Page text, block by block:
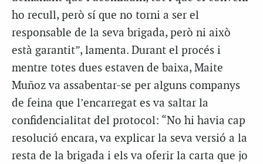
ho recull, però sí que no torni a ser el
responsable de la seva brigada, però ni això
està garantit”, lamenta. Durant el procés i
mentre totes dues estaven de baixa, Maite
Muñoz va assabentar-se per alguns companys
de feina que l’encarregat es va saltar la
confidencialitat del protocol: “No hi havia cap
resolució encara, va explicar la seva versió a la
resta de la brigada i els va oferir la carta que jo